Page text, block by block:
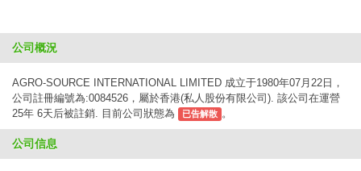
公司概況
AGRO-SOURCE INTERNATIONAL LIMITED 成立于1980年07月22日，
公司註冊編號為:0084526，屬於香港(私人股份有限公司). 該公司在運營
25年 6天后被註銷. 目前公司狀態為
已告解散 。
公司信息